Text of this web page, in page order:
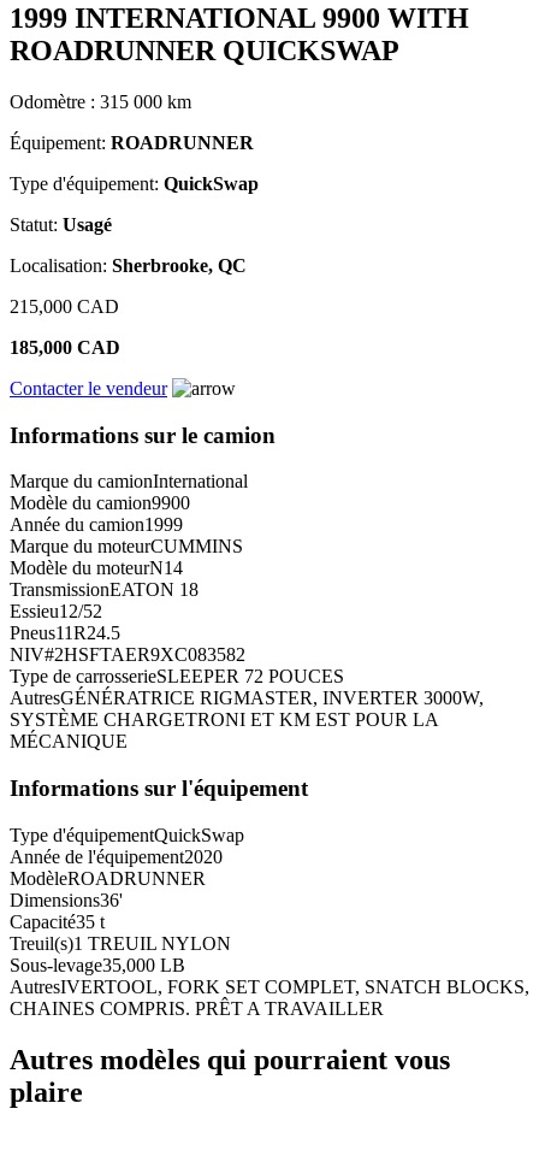
1999 INTERNATIONAL 9900 WITH
ROADRUNNER QUICKSWAP
Odomètre : 315 000 km
Équipement: ROADRUNNER
Type d'équipement: QuickSwap
Statut: Usagé
Localisation: Sherbrooke, QC
215,000 CAD
185,000 CAD
Contacter le vendeur
Informations sur le camion
Marque du camionInternational
Modèle du camion9900
Année du camion1999
Marque du moteurCUMMINS
Modèle du moteurN14
TransmissionEATON 18
Essieu12/52
Pneus11R24.5
NIV#2HSFTAER9XC083582
Type de carrosserieSLEEPER 72 POUCES
AutresGÉNÉRATRICE RIGMASTER, INVERTER 3000W,
SYSTÈME CHARGETRONI ET KM EST POUR LA
MÉCANIQUE
Informations sur l'équipement
Type d'équipementQuickSwap
Année de l'équipement2020
ModèleROADRUNNER
Dimensions36'
Capacité35 t
Treuil(s)1 TREUIL NYLON
Sous-levage35,000 LB
AutresIVERTOOL, FORK SET COMPLET, SNATCH BLOCKS,
CHAINES COMPRIS. PRÊT A TRAVAILLER
Autres modèles qui pourraient vous
plaire